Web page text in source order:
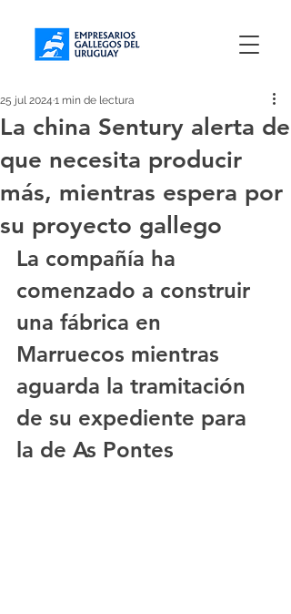
La china Sentury alerta de
que necesita producir
más, mientras espera por
su proyecto gallego
25 jul 2024 1 min de lectura
La compañía ha
comenzado a construir
una fábrica en
Marruecos mientras
aguarda la tramitación
de su expediente para
la de As Pontes